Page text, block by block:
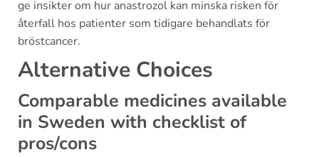
ge insikter om hur anastrozol kan minska risken för
återfall hos patienter som tidigare behandlats för
bröstcancer.
Alternative Choices
Comparable medicines available
in Sweden with checklist of
pros/cons